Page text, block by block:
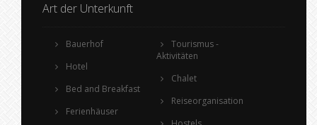
Art der Unterkunft
Bauerhof
Hotel
Bed and Breakfast
Ferienhäuser
Tourismus -
Aktivitäten
Chalet
Reiseorganisation